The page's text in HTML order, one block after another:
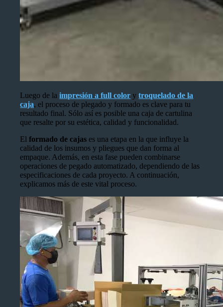
Luego de laimpresión a full color ytroquelado de la
caja, el proceso de plegado y formado es clave para tu
resultado final. Sólo así es posible una caja de cartulina
que resalte por su estética, calidad y funcionalidad.
Elformado de cajas es una etapa en la que influye la
calidad de los insumos y pliegues que dan forma al
empaque. Además, en esta fase pueden combinarse
operaciones de pegado automatizado, dependiendo de las
especificaciones de cada proyecto. A continuación,
explicamos más de este vital proceso.